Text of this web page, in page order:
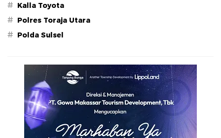
# Kalla Toyota
# Polres Toraja Utara
# Polda Sulsel